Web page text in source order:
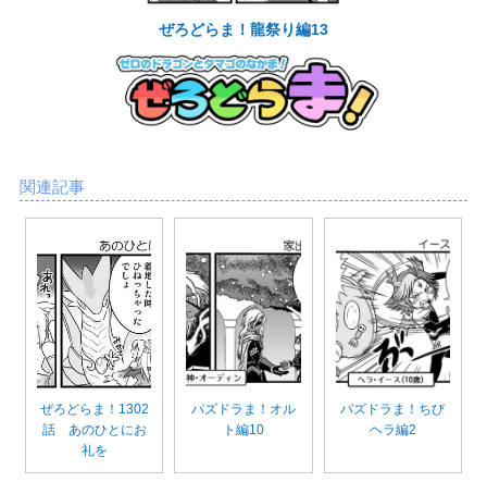
ぜろどらま！龍祭り編13
関連記事
ぜろどらま！1302
話 あのひとにお
礼を
パズドラま！オル
ト編10
パズドラま！ちび
ヘラ編2